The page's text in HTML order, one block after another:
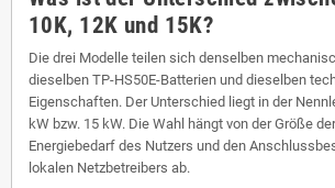
10K, 12K und 15K?
Die drei Modelle teilen sich denselben
dieselben TP-HS50E-Batterien und dieselben
Eigenschaften. Der Unterschied liegt in der
kW bzw. 15 kW. Die Wahl hängt von der Größe
Energiebedarf des Nutzers und den
lokalen Netzbetreibers ab.